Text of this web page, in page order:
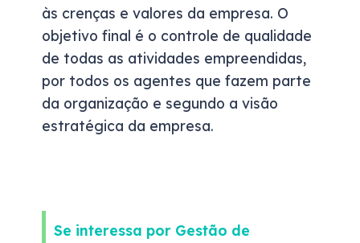
às crenças e valores da empresa. O
objetivo final é o controle de qualidade
de todas as atividades empreendidas,
por todos os agentes que fazem parte
da organização e segundo a visão
estratégica da empresa.
Se interessa por Gestão de